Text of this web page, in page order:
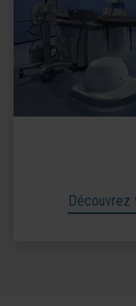
Découvrez